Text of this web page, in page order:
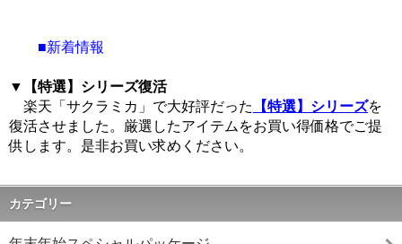
■新着情報
▼
【特選】シリーズ復活
楽天「サクラミカ」で大好評だった
【特選】シリーズを
復活させました。厳選したアイテムをお買い得価格でご提
供します。是非お買い求めください。
カテゴリー